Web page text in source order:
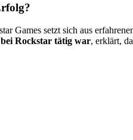
Games setzt sich aus
Rockstar tätig war, erklärt,